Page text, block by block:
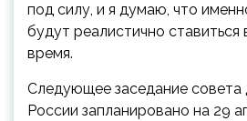
под силу, и я думаю, что
будут реалистично
время.
Следующее заседание совета
России запланировано на 29